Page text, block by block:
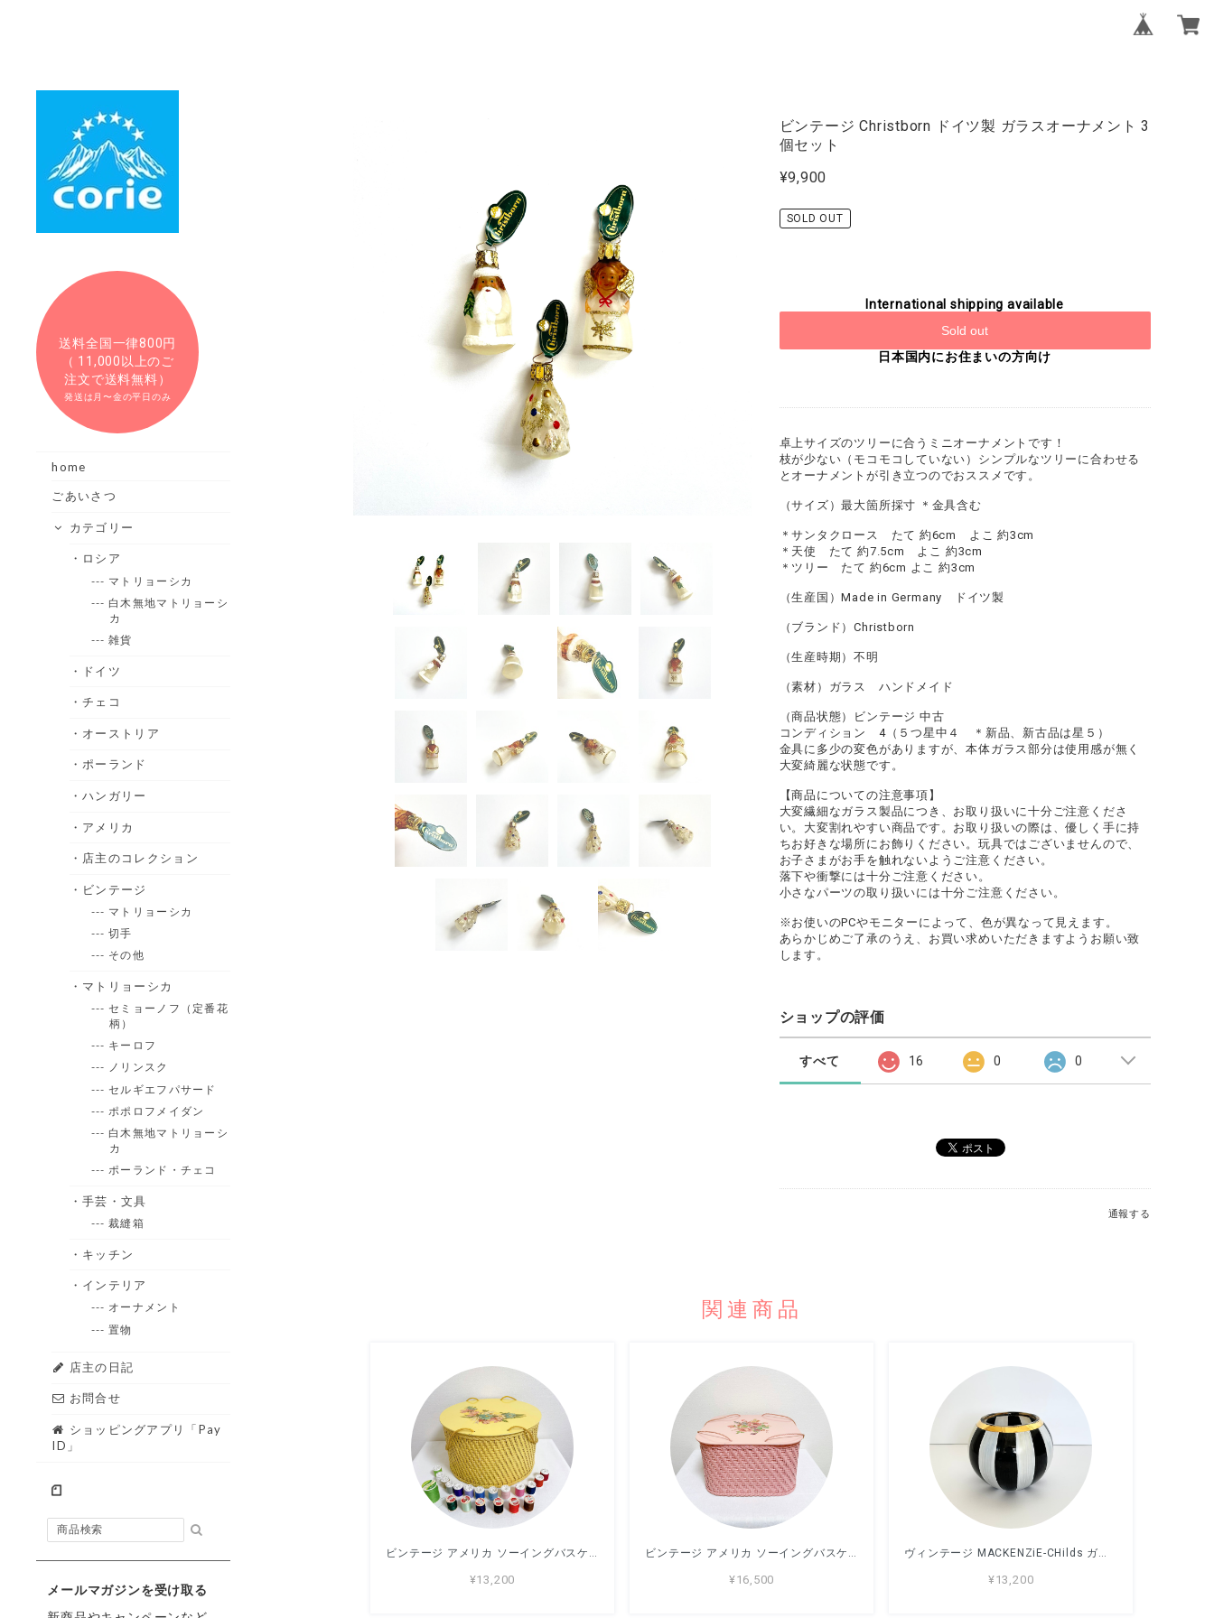
送料全国一律800円
（ 11,000以上のご
注文で送料無料）
発送は月〜金の平日のみ
home
ごあいさつ
カテゴリー
・ロシア
--- マトリョーシカ
--- 白木無地マトリョーシ
カ
--- 雑貨
・ドイツ
・チェコ
・オーストリア
・ポーランド
・ハンガリー
・アメリカ
・店主のコレクション
・ビンテージ
--- マトリョーシカ
--- 切手
--- その他
・マトリョーシカ
--- セミョーノフ（定番花
柄）
--- キーロフ
--- ノリンスク
--- セルギエフパサード
--- ポポロフメイダン
--- 白木無地マトリョーシ
カ
--- ポーランド・チェコ
・手芸・文具
--- 裁縫箱
・キッチン
・インテリア
--- オーナメント
--- 置物
店主の日記
お問合せ
ショッピングアプリ「Pay
ID」
メールマガジンを受け取る
ビンテージ Christborn ドイツ製 ガラスオーナメント 3
個セット
¥9,900
SOLD OUT
International shipping available
Sold out
日本国内にお住まいの方向け
卓上サイズのツリーに合うミニオーナメントです！
枝が少ない（モコモコしていない）シンプルなツリーに合わせる
とオーナメントが引き立つのでおススメです。
（サイズ）最大箇所採寸 ＊金具含む
＊サンタクロース たて 約6cm よこ 約3cm
＊天使 たて 約7.5cm よこ 約3cm
＊ツリー たて 約6cm よこ 約3cm
（生産国）Made in Germany ドイツ製
（ブランド）Christborn
（生産時期）不明
（素材）ガラス ハンドメイド
（商品状態）ビンテージ 中古
コンディション 4（５つ星中４ ＊新品、新古品は星５）
金具に多少の変色がありますが、本体ガラス部分は使用感が無く
大変綺麗な状態です。
【商品についての注意事項】
大変繊細なガラス製品につき、お取り扱いに十分ご注意くださ
い。大変割れやすい商品です。お取り扱いの際は、優しく手に持
ちお好きな場所にお飾りください。玩具ではございませんので、
お子さまがお手を触れないようご注意ください。
落下や衝撃には十分ご注意ください。
小さなパーツの取り扱いには十分ご注意ください。
※お使いのPCやモニターによって、色が異なって見えます。
あらかじめご了承のうえ、お買い求めいただきますようお願い致
します。
ショップの評価
すべて 16 0 0
通報する
関連商品
ビンテージ アメリカ ソーイングバスケット Princess イエロー 裁縫箱
¥13,200
ビンテージ アメリカ ソーイングバスケット Princess ピンク 裁縫箱
¥16,500
ヴィンテージ MACKENZiE-CHilds ガラス花瓶
¥13,200